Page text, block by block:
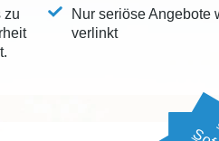
zu
Nur seriöse Angebote
verlinkt